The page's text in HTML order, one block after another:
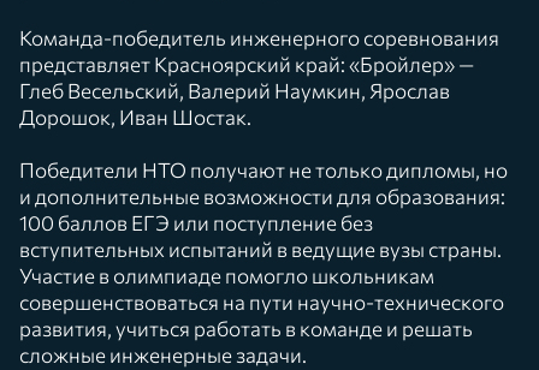
Команда-победитель инженерного соревнования
представляет Красноярский край: «Бройлер» —
Глеб Весельский, Валерий Наумкин, Ярослав
Дорошок, Иван Шостак.
Победители НТО получают не только дипломы, но
и дополнительные возможности для образования:
100 баллов ЕГЭ или поступление без
вступительных испытаний в ведущие вузы страны.
Участие в олимпиаде помогло школьникам
совершенствоваться на пути научно-технического
развития, учиться работать в команде и решать
сложные инженерные задачи.